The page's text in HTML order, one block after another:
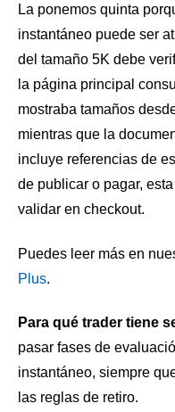
La ponemos quinta
instantáneo puede ser
del tamaño 5K debe
la página principal
mostraba tamaños
mientras que la
incluye referencias de
de publicar o pagar,
validar en checkout.
Puedes leer más en
Plus.
Para qué trader tiene
pasar fases de
instantáneo, siempre
las reglas de retiro.